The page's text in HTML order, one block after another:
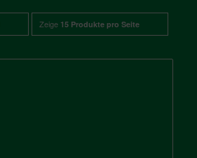
Zeige 15 Produkte pro Seite